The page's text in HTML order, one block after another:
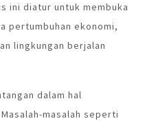
ini diatur untuk membuka
pertumbuhan ekonomi,
lingkungan berjalan
dalam hal
masalah seperti